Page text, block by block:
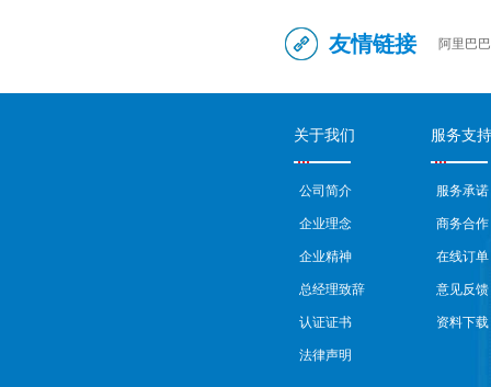
友情链接 阿里巴
关于我们
公司简介
企业理念
企业精神
总经理致辞
认证证书
法律声明
服务支持
服务承诺
商务合作
在线订单
意见反馈
资料下载